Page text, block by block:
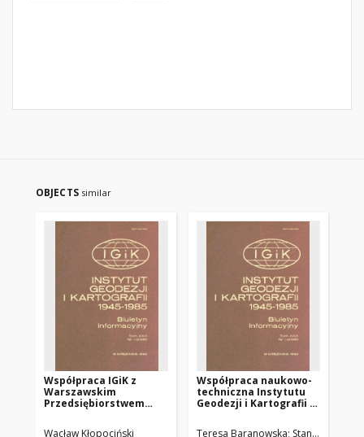
OBJECTS similar
Współpraca IGiK z
Warszawskim
Przedsiębiorstwem
Wacław Kłopociński
Współpraca naukowo-
techniczna Instytutu
Geodezji i Kartografii z
Teresa Baranowska Stanisław